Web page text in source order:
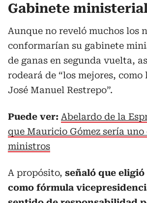
Gabinete
Aunque no reveló muchos los
conformarían su gabinete
de ganas en segunda vuelta,
rodeará de “los mejores, como
José Manuel Restrepo”.
Puede ver: Abelardo de la
que Mauricio Gómez sería uno
ministros
A propósito, señaló que eligió
como fórmula